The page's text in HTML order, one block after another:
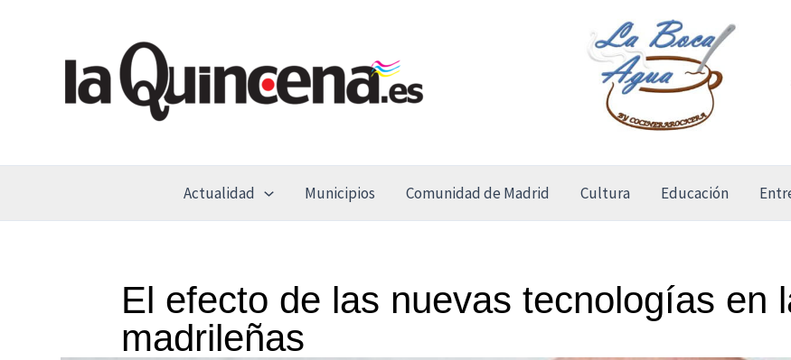
contenido
Actualidad Municipios Comunidad de Madrid Cultura Educación
El efecto de las nuevas tecnologías en
madrileñas